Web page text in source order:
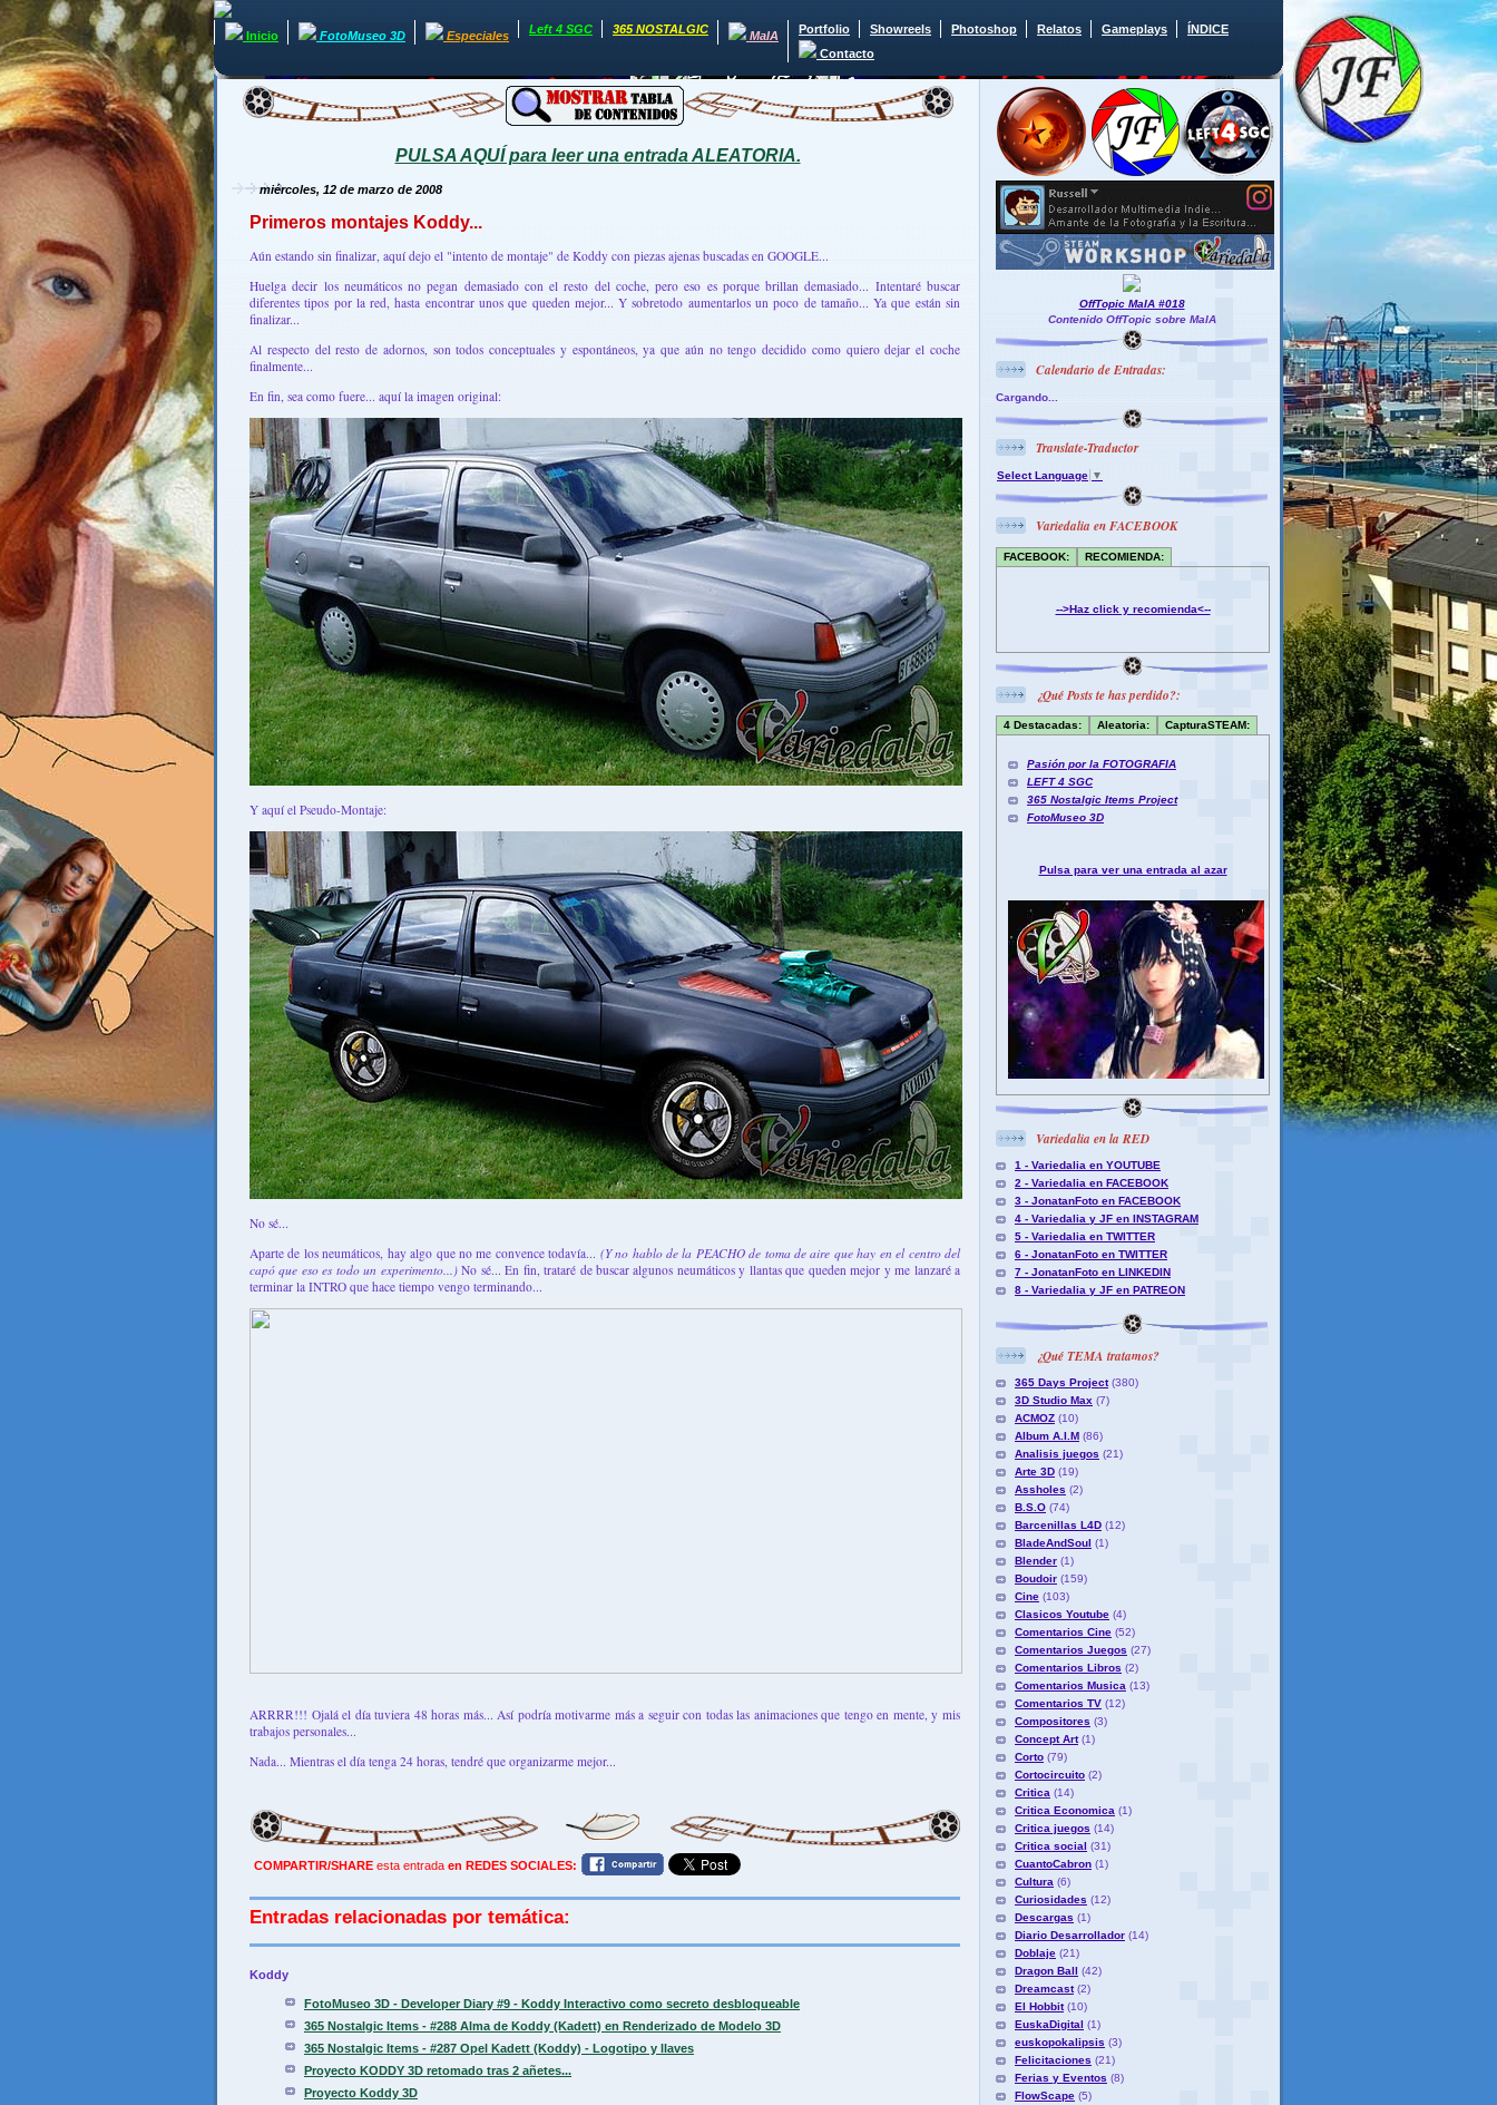
Inicio FotoMuseo 3D Especiales Left 4 SGC 365 NOSTALGIC MaIA Portfolio Showreels Photoshop Relatos Gameplays
ÍNDICE
Contacto
PULSA AQUÍ para leer una entrada ALEATORIA.
miércoles, 12 de marzo de 2008
Primeros montajes Koddy...
Aún estando sin finalizar, aquí dejo el "intento de montaje" de Koddy con piezas ajenas buscadas en GOOGLE...
Huelga decir los neumáticos no pegan demasiado con el resto del coche, pero eso es porque brillan demasiado... Intentaré buscar
diferentes tipos por la red, hasta encontrar unos que queden mejor... Y sobretodo aumentarlos un poco de tamaño... Ya que están sin
finalizar...
Al respecto del resto de adornos, son todos conceptuales y espontáneos, ya que aún no tengo decidido como quiero dejar el coche
finalmente...
En fin, sea como fuere... aquí la imagen original:
Y aquí el Pseudo-Montaje:
No sé...
Aparte de los neumáticos, hay algo que no me convence todavía... (Y no hablo de la PEACHO de toma de aire que hay en el centro del
capó que eso es todo un experimento...)No sé... En fin, trataré de buscar algunos neumáticos y llantas que queden mejor y me lanzaré a
terminar la INTRO que hace tiempo vengo terminando...
ARRRR!!! Ojalá el día tuviera 48 horas más... Así podría motivarme más a seguir con todas las animaciones que tengo en mente, y mis
trabajos personales...
Nada... Mientras el día tenga 24 horas, tendré que organizarme mejor...
COMPARTIR/SHARE esta entrada en REDES SOCIALES:
Entradas relacionadas por temática:
Koddy
FotoMuseo 3D - Developer Diary #9 - Koddy Interactivo como secreto desbloqueable
365 Nostalgic Items - #288 Alma de Koddy (Kadett) en Renderizado de Modelo 3D
365 Nostalgic Items - #287 Opel Kadett (Koddy) - Logotipo y llaves
Proyecto KODDY 3D retomado tras 2 añetes...
Proyecto Koddy 3D
OffTopic MaIA #018
Contenido OffTopic sobre MaIA
Calendario de Entradas:
Cargando...
Translate-Traductor
Select Language ▼
Variedalia en FACEBOOK
FACEBOOK: RECOMIENDA:
-->Haz click y recomienda<--
¿Qué Posts te has perdido?:
4 Destacadas: Aleatoria: CapturaSTEAM:
Pasión por la FOTOGRAFIA
LEFT 4 SGC
365 Nostalgic Items Project
FotoMuseo 3D
Pulsa para ver una entrada al azar
Variedalia en la RED
1 - Variedalia en YOUTUBE
2 - Variedalia en FACEBOOK
3 - JonatanFoto en FACEBOOK
4 - Variedalia y JF en INSTAGRAM
5 - Variedalia en TWITTER
6 - JonatanFoto en TWITTER
7 - JonatanFoto en LINKEDIN
8 - Variedalia y JF en PATREON
¿Qué TEMA tratamos?
365 Days Project (380)
3D Studio Max (7)
ACMOZ (10)
Album A.I.M (86)
Analisis juegos (21)
Arte 3D (19)
Assholes (2)
B.S.O (74)
Barcenillas L4D (12)
BladeAndSoul (1)
Blender (1)
Boudoir (159)
Cine (103)
Clasicos Youtube (4)
Comentarios Cine (52)
Comentarios Juegos (27)
Comentarios Libros (2)
Comentarios Musica (13)
Comentarios TV (12)
Compositores (3)
Concept Art (1)
Corto (79)
Cortocircuito (2)
Critica (14)
Critica Economica (1)
Critica juegos (14)
Critica social (31)
CuantoCabron (1)
Cultura (6)
Curiosidades (12)
Descargas (1)
Diario Desarrollador (14)
Doblaje (21)
Dragon Ball (42)
Dreamcast (2)
El Hobbit (10)
EuskaDigital (1)
euskopokalipsis (3)
Felicitaciones (21)
Ferias y Eventos (8)
FlowScape (5)